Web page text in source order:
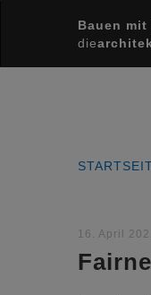
Bauen mit
die
16. April